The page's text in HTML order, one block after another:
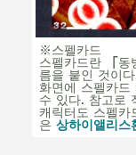
※스펠카드
스펠카드란 「
름을 붙인 것이
화면에 스펠카
수 있다. 참고로
캐릭터도 스펠카
은 상하이앨리스